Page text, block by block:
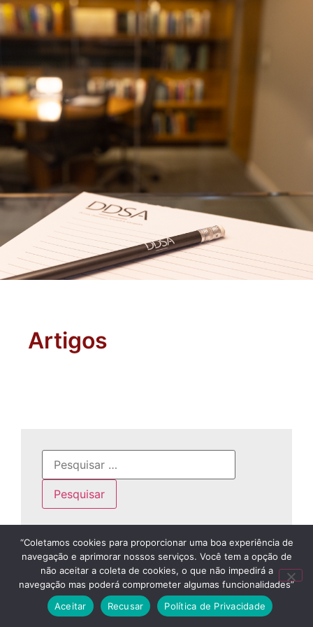
Artigos
“Coletamos cookies para proporcionar uma boa experiência de
navegação e aprimorar nossos serviços. Você tem a opção de
não aceitar a coleta de cookies, o que não impedirá a
navegação mas poderá comprometer algumas funcionalidades”
Aceitar
Recusar Política de Privacidade